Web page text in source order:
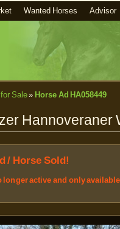
Wanted Horses Advisor
Sale» Horse Ad HA058449
Hannoveraner
/ Horse Sold!
longer active and only